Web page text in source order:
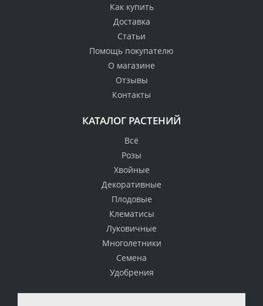
Как купить
Доставка
Статьи
Помощь покупателю
О магазине
Отзывы
Контакты
КАТАЛОГ РАСТЕНИЙ
Всё
Розы
Хвойные
Декоративные
Плодовые
Клематисы
Луковичные
Многолетники
Семена
Удобрения